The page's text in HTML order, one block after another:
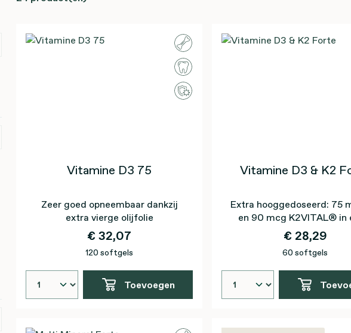
Vitamine D3 75
Zeer goed opneembaar dankzij
extra vierge olijfolie
€ 32,07
120 softgels
Toevoegen
Vitamine D3 & K2
Extra hooggedoseerd: 75
en 90 mcg K2VITAL® in
vergine olijfolie
€ 28,29
60 softgels